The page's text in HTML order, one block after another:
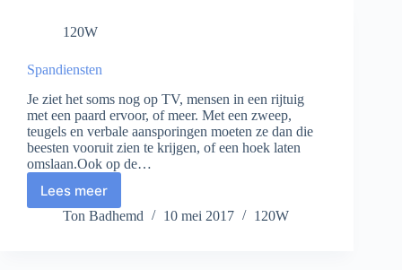
120W
Spandiensten
Je ziet het soms nog op TV, mensen in een rijtuig
met een paard ervoor, of meer. Met een zweep,
teugels en verbale aansporingen moeten ze dan die
beesten vooruit zien te krijgen, of een hoek laten
omslaan.Ook op de…
Lees meerSpandiensten
Ton Badhemd 10 mei 2017 120W